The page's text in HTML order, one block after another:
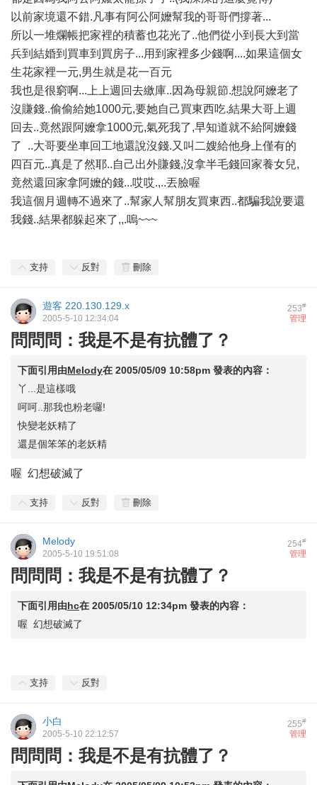
以前家境還不錯.凡事有阿公阿嬤幫我的哥哥們撐著...
所以一堆爛帳把家裡的積蓄也花光了..他們從小到長大到當
兵到結婚到買車到買房子...用到家裡多少錢啊....如果這個女
生花家裡一元,男生就是花一百元
我也是很窮啊...上上週回去繳庫..因為母親節.想說阿嬤老了
沒賺錢..偷偷給她1000元,要她自己買東西吃.結果大哥上週
回去..竟然跟阿嬤拿1000元,氣死我了,早知道就不給阿嬤錢
了
..大哥要坐車回工地還說沒錢.又叫二嫂給他身上僅有的
四百元..真是了然耶..自己出外賺錢,沒拿半毛錢回家養女兒,
竟然還回家拿阿嬤的錢...哎哎.,..丟臉喔
我這個月週轉不過來了..幫家人幫朋友買東西..都騙我說要還
我錢..結果都躲起來了,,.嗚~~~
支持 反對 刪除
253#
遊客 220.130.129.x
管理
2005-5-10 12:34:04
問問問：我是不是有抗體了？
下面引用由Melody在 2005/05/09 10:58pm 發表的內容：
丫...是這樣哦
呵呵..那我也粉老囉!
快變老妖精了
還是個笨笨的老妖精
喔 幻想破滅了
支持 反對 刪除
254#
Melody
管理
2005-5-10 19:51:08
問問問：我是不是有抗體了？
下面引用由hc在 2005/05/10 12:34pm 發表的內容：
喔 幻想破滅了
支持 反對
255#
小白
管理
2005-5-10 22:12:57
問問問：我是不是有抗體了？